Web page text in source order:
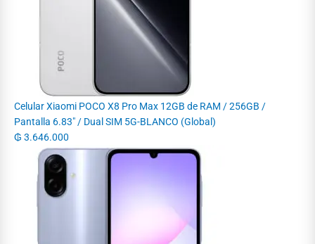
Celular Xiaomi POCO X8 Pro Max 12GB de RAM / 256GB /
Pantalla 6.83" / Dual SIM 5G-BLANCO (Global)
₲ 3.646.000